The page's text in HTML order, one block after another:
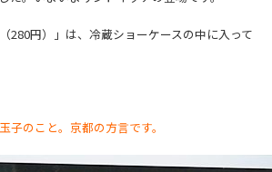
280円）」は、冷蔵ショーケースの中に入って
子のこと。京都の方言です。